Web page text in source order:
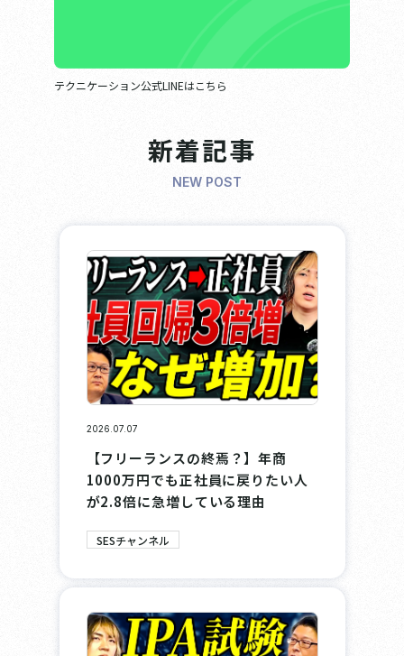
テクニケーション公式LINEはこちら
新着記事
NEW POST
2026.07.07
【フリーランスの終焉？】年商
1000万円でも正社員に戻りたい人
が2.8倍に急増している理由
SESチャンネル